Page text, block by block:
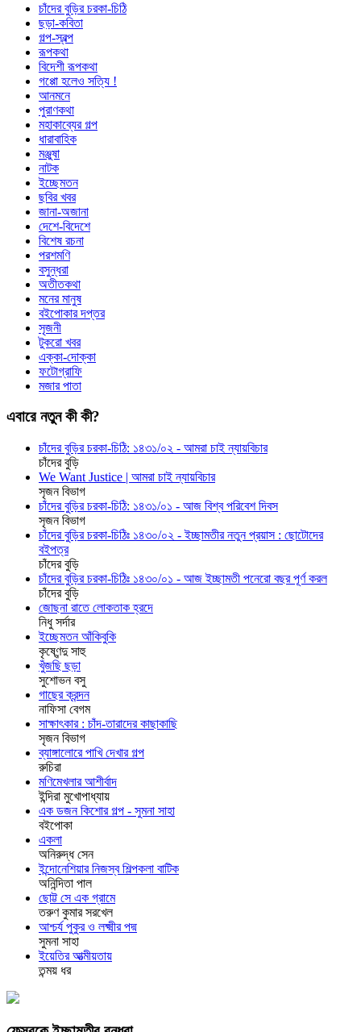
চাঁদের বুড়ির চরকা-চিঠি
ছড়া-কবিতা
গল্প-স্বল্প
রূপকথা
বিদেশী রূপকথা
গপ্পো হলেও সত্যি !
আনমনে
পুরাণকথা
মহাকাব্যের গল্প
ধারাবাহিক
মঞ্জুষা
নাটক
ইচ্ছেমতন
ছবির খবর
জানা-অজানা
দেশে-বিদেশে
বিশেষ রচনা
পরশমণি
বসুন্ধরা
অতীতকথা
মনের মানুষ
বইপোকার দপ্তর
সৃজনী
টুকরো খবর
এক্কা-দোক্কা
ফটোগ্রাফি
মজার পাতা
এবারে নতুন কী কী?
চাঁদের বুড়ির চরকা-চিঠি: ১৪৩১/০২ - আমরা চাই ন্যায়বিচার
চাঁদের বুড়ি
We Want Justice | আমরা চাই ন্যায়বিচার
সৃজন বিভাগ
চাঁদের বুড়ির চরকা-চিঠি: ১৪৩১/০১ - আজ বিশ্ব পরিবেশ দিবস
সৃজন বিভাগ
চাঁদের বুড়ির চরকা-চিঠিঃ ১৪৩০/০২ - ইচ্ছামতীর নতুন প্রয়াস : ছোটোদের
বইপত্র
চাঁদের বুড়ি
চাঁদের বুড়ির চরকা-চিঠিঃ ১৪৩০/০১ - আজ ইচ্ছামতী পনেরো বছর পূর্ণ করল
চাঁদের বুড়ি
জোছনা রাতে লোকতাক হ্রদে
নিধু সর্দার
ইচ্ছেমতন আঁকিবুকি
কৃষ্ণেন্দু সাহু
খুঁজছি ছড়া
সুশোভন বসু
গাছের ক্রন্দন
নাফিসা বেগম
সাক্ষাৎকার : চাঁদ-তারাদের কাছাকাছি
সৃজন বিভাগ
ব্যাঙ্গালোরে পাখি দেখার গল্প
রুচিরা
মণিমেখলার আশীর্বাদ
ইন্দিরা মুখোপাধ্যায়
এক ডজন কিশোর গল্প - সুমনা সাহা
বইপোকা
একলা
অনিরুদ্ধ সেন
ইন্দোনেশিয়ার নিজস্ব শিল্পকলা বাটিক
অনিন্দিতা পাল
ছোট্ট সে এক গ্রামে
তরুণ কুমার সরখেল
আশ্চর্য পুকুর ও লক্ষ্মীর পদ্ম
সুমনা সাহা
ইয়েতির আত্মীয়তায়
তন্ময় ধর